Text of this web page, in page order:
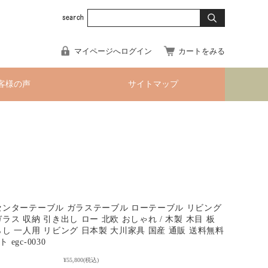
マイページへログイン カートをみる
様の声 サイトマップ
ターテーブル ガラステーブル ローテーブル リビング
ラス 収納 引き出し ロー 北欧 おしゃれ / 木製 木目 板
し 一人用 リビング 日本製 大川家具 国産 通販 送料無料
egc-0030
¥55,800(税込)